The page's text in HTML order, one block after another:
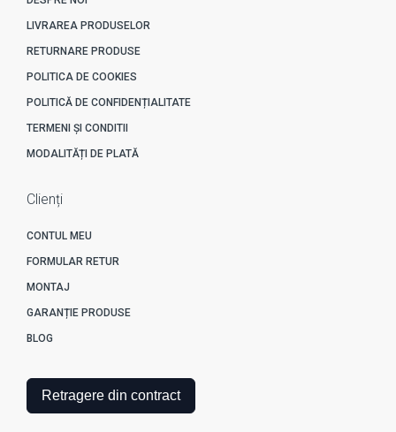
LIVRAREA PRODUSELOR
RETURNARE PRODUSE
POLITICA DE COOKIES
POLITICĂ DE CONFIDENȚIALITATE
TERMENI ȘI CONDITII
MODALITĂȚI DE PLATĂ
Clienți
CONTUL MEU
FORMULAR RETUR
MONTAJ
GARANȚIE PRODUSE
BLOG
Retragere din contract